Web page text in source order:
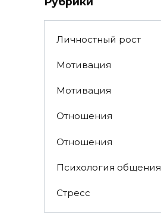
Личностный рост
Мотивация
Мотивация
Отношения
Отношения
Психология общения
Стресс